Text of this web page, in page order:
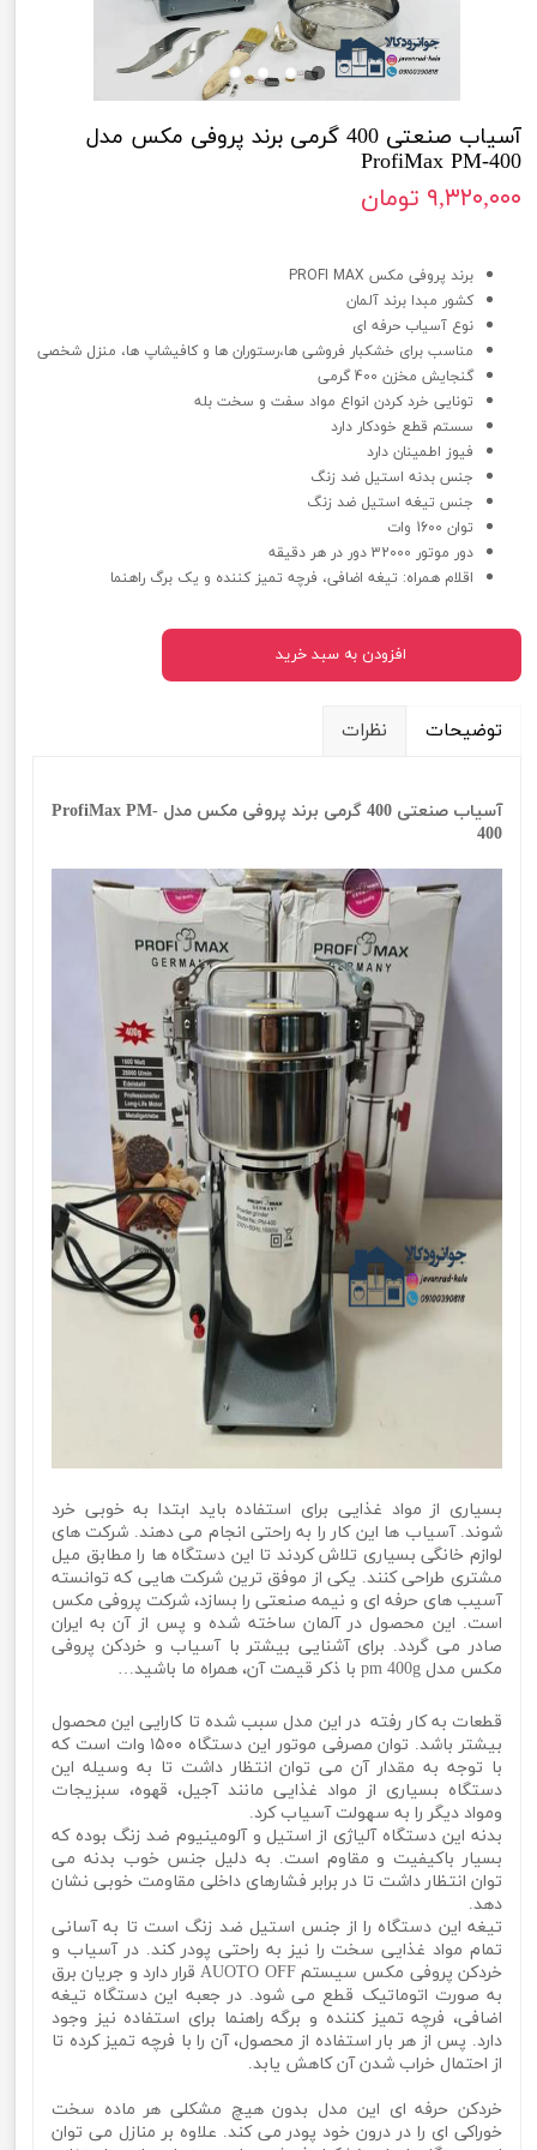
آسیاب صنعتی 400 گرمی برند پروفی مکس مدل
ProfiMax PM-400
۹,۳۲۰,۰۰۰ تومان
برند پروفی مکس PROFI MAX
کشور مبدا برند آلمان
نوع آسیاب حرفه ای
مناسب برای خشکبار فروشی ها،رستوران ها و کافیشاپ ها، منزل شخصی
گنجایش مخزن 400 گرمی
تونایی خرد کردن انواع مواد سفت و سخت بله
سستم قطع خودکار دارد
فیوز اطمینان دارد
جنس بدنه استیل ضد زنگ
جنس تیغه استیل ضد زنگ
توان 1600 وات
دور موتور 32000 دور در هر دقیقه
اقلام همراه: تیغه اضافی، فرچه تمیز کننده و یک برگ راهنما
افزودن به سبد خرید
توضیحات نظرات
آسیاب صنعتی 400 گرمی برند پروفی مکس مدل ProfiMax PM-
400
بسیاری از مواد غذایی برای استفاده باید ابتدا به خوبی خرد
شوند. آسیاب ها این کار را به راحتی انجام می دهند. شرکت های
لوازم خانگی بسیاری تلاش کردند تا این دستگاه ها را مطابق میل
مشتری طراحی کنند. یکی از موفق ترین شرکت هایی که توانسته
آسیب های حرفه ای و نیمه صنعتی را بسازد، شرکت پروفی مکس
است. این محصول در آلمان ساخته شده و پس از آن به ایران
صادر می گردد. برای آشنایی بیشتر با آسیاب و خردکن پروفی
مکس مدل pm 400g با ذکر قیمت آن، همراه ما باشید…
قطعات به کار رفته در این مدل سبب شده تا کارایی این محصول
بیشتر باشد. توان مصرفی موتور این دستگاه ۱۵۰۰ وات است که
با توجه به مقدار آن می توان انتظار داشت تا به وسیله این
دستگاه بسیاری از مواد غذایی مانند آجیل، قهوه، سبزیجات
ومواد دیگر را به سهولت آسیاب کرد.
بدنه این دستگاه آلیاژی از استیل و آلومینیوم ضد زنگ بوده که
بسیار باکیفیت و مقاوم است. به دلیل جنس خوب بدنه می
توان انتظار داشت تا در برابر فشارهای داخلی مقاومت خوبی نشان
دهد.
تیغه این دستگاه را از جنس استیل ضد زنگ است تا به آسانی
تمام مواد غذایی سخت را نیز به راحتی پودر کند. در آسیاب و
خردکن پروفی مکس سیستم AUOTO OFF قرار دارد و جریان برق
به صورت اتوماتیک قطع می شود. در جعبه این دستگاه تیغه
اضافی، فرچه تمیز کننده و برگه راهنما برای استفاده نیز وجود
دارد. پس از هر بار استفاده از محصول، آن را با فرچه تمیز کرده تا
از احتمال خراب شدن آن کاهش یابد.
خردکن حرفه ای این مدل بدون هیچ مشکلی هر ماده سخت
خوراکی ای را در درون خود پودر می کند. علاوه بر منازل می توان